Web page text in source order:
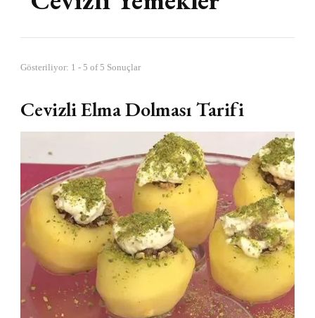
Gösteriliyor: 1 - 5 of 5 Sonuçlar
Cevizli Elma Dolması Tarifi